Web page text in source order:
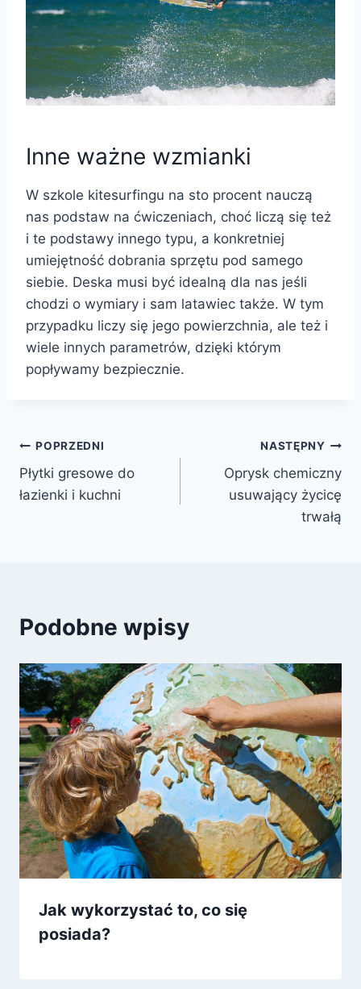
Inne ważne wzmianki
W szkole kitesurfingu na sto procent nauczą
nas podstaw na ćwiczeniach, choć liczą się też
i te podstawy innego typu, a konkretniej
umiejętność dobrania sprzętu pod samego
siebie. Deska musi być idealną dla nas jeśli
chodzi o wymiary i sam latawiec także. W tym
przypadku liczy się jego powierzchnia, ale też i
wiele innych parametrów, dzięki którym
popływamy bezpiecznie.
Nawigacja
wpisu
POPRZEDNI
Płytki gresowe do
łazienki i kuchni
NASTĘPNY
Oprysk chemiczny
usuwający życicę
trwałą
Podobne wpisy
Jak wykorzystać to, co się
posiada?